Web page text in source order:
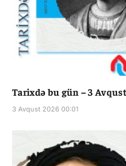
Tarixdə bu gün – 3 Avqust
3 Avqust 2026 00:01